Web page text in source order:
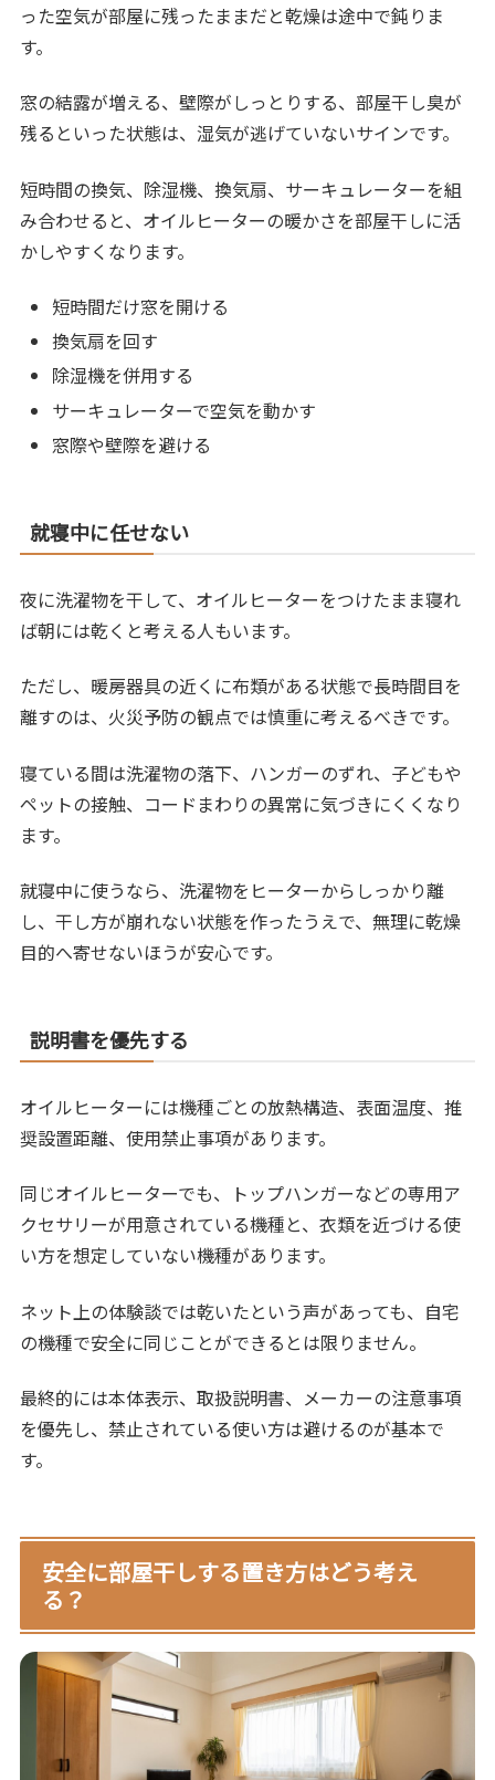
った空気が部屋に残ったままだと乾燥は途中で鈍りま
す。
窓の結露が増える、壁際がしっとりする、部屋干し臭が
残るといった状態は、湿気が逃げていないサインです。
短時間の換気、除湿機、換気扇、サーキュレーターを組
み合わせると、オイルヒーターの暖かさを部屋干しに活
かしやすくなります。
短時間だけ窓を開ける
換気扇を回す
除湿機を併用する
サーキュレーターで空気を動かす
窓際や壁際を避ける
就寝中に任せない
夜に洗濯物を干して、オイルヒーターをつけたまま寝れ
ば朝には乾くと考える人もいます。
ただし、暖房器具の近くに布類がある状態で長時間目を
離すのは、火災予防の観点では慎重に考えるべきです。
寝ている間は洗濯物の落下、ハンガーのずれ、子どもや
ペットの接触、コードまわりの異常に気づきにくくなり
ます。
就寝中に使うなら、洗濯物をヒーターからしっかり離
し、干し方が崩れない状態を作ったうえで、無理に乾燥
目的へ寄せないほうが安心です。
説明書を優先する
オイルヒーターには機種ごとの放熱構造、表面温度、推
奨設置距離、使用禁止事項があります。
同じオイルヒーターでも、トップハンガーなどの専用ア
クセサリーが用意されている機種と、衣類を近づける使
い方を想定していない機種があります。
ネット上の体験談では乾いたという声があっても、自宅
の機種で安全に同じことができるとは限りません。
最終的には本体表示、取扱説明書、メーカーの注意事項
を優先し、禁止されている使い方は避けるのが基本で
す。
安全に部屋干しする置き方はどう考え
る？